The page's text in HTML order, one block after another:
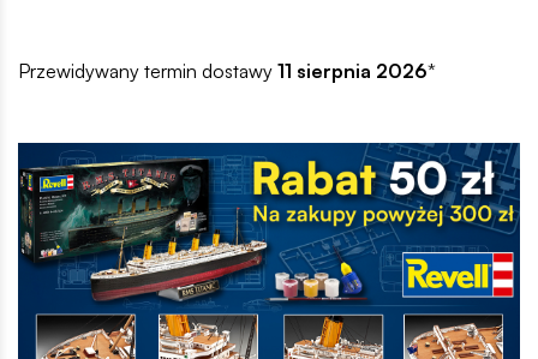
Przewidywany termin dostawy 11 sierpnia 2026*